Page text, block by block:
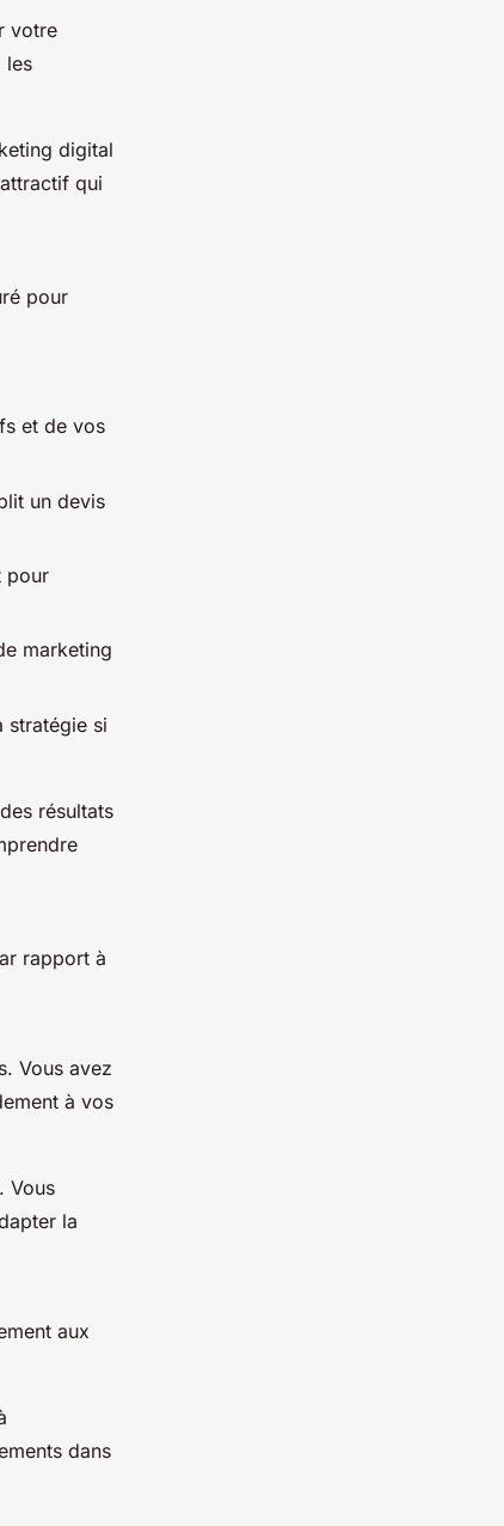
votre
les
digital
qui
pour
et de vos
un devis
pour
marketing
stratégie si
résultats
rapport à
Vous avez
à vos
Vous
la
aux
dans